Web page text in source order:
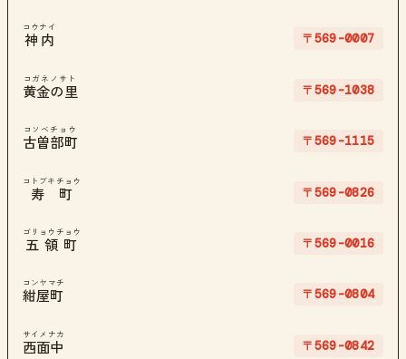
神内
コウナイ
〒569-0007
黄金の里
コガネノサト
〒569-1038
古曽部町
コソベチョウ
〒569-1115
寿町
コトブキチョウ
〒569-0826
五領町
ゴリョウチョウ
〒569-0016
紺屋町
コンヤマチ
〒569-0804
西面中
サイメナカ
〒569-0842